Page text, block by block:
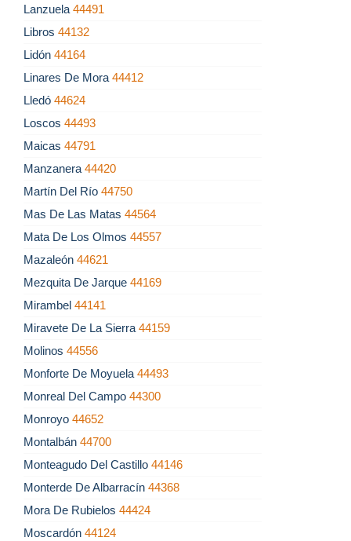
Lanzuela 44491
Libros 44132
Lidón 44164
Linares De Mora 44412
Lledó 44624
Loscos 44493
Maicas 44791
Manzanera 44420
Martín Del Río 44750
Mas De Las Matas 44564
Mata De Los Olmos 44557
Mazaleón 44621
Mezquita De Jarque 44169
Mirambel 44141
Miravete De La Sierra 44159
Molinos 44556
Monforte De Moyuela 44493
Monreal Del Campo 44300
Monroyo 44652
Montalbán 44700
Monteagudo Del Castillo 44146
Monterde De Albarracín 44368
Mora De Rubielos 44424
Moscardón 44124